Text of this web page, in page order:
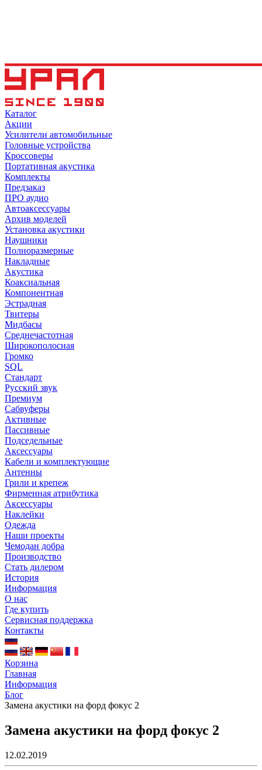
Каталог
Акции
Усилители автомобильные
Головные устройства
Кроссоверы
Портативная акустика
Комплекты
Предзаказ
ПРО аудио
Автоаксессуары
Архив моделей
Установка акустики
Наушники
Полноразмерные
Накладные
Акустика
Коаксиальная
Компонентная
Эстрадная
Твитеры
Мидбасы
Среднечастотная
Широкополосная
Громко
SQL
Стандарт
Русский звук
Премиум
Сабвуферы
Активные
Пассивные
Подседельные
Аксессуары
Кабели и комплектующие
Антенны
Грили и крепеж
Фирменная атрибутика
Аксессуары
Наклейки
Одежда
Наши проекты
Чемодан добра
Производство
Стать дилером
История
Информация
О нас
Где купить
Сервисная поддержка
Контакты
Корзина
Главная
Информация
Блог
Замена акустики на форд фокус 2
Замена акустики на форд фокус 2
12.02.2019